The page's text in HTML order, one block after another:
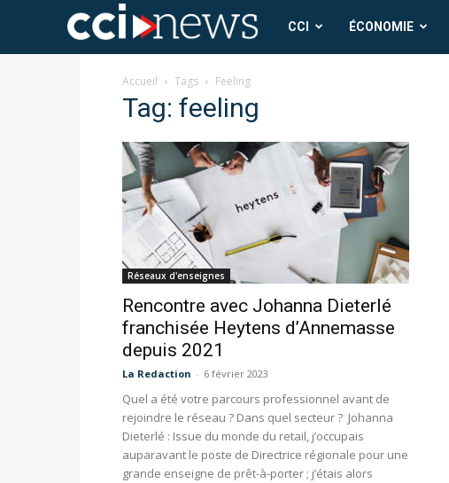
CCICCI ÉCONOMIE
Accueil Tags Feeling
Tag: feeling
Réseaux d'enseignes
Rencontre avec Johanna Dieterlé
franchisée Heytens d’Annemasse
depuis 2021
La Redaction - 6 février 2023
Quel a été votre parcours professionnel avant de
rejoindre le réseau ? Dans quel secteur ? Johanna
Dieterlé : Issue du monde du retail, j’occupais
auparavant le poste de Directrice régionale pour une
grande enseigne de prêt-à-porter ; j’étais alors